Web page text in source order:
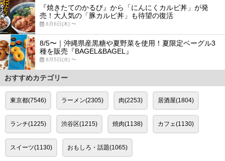
『焼きたてのかるび』から「にんにくカルビ丼」が発
売！大人気の「豚カルビ丼」も待望の復活
8月6日(木) 〜
8/5〜｜沖縄県産黒糖や夏野菜を使用！夏限定ベーグル3
種を販売『BAGEL&BAGEL』
8月5日(水) 〜
おすすめカテゴリー
東京都(7546) ラーメン(2305) 肉(2253) 居酒屋(1804)
ランチ(1225) 渋谷区(1215) 焼肉(1138) カフェ(1130)
スイーツ(1130) おもしろ・話題(1065)